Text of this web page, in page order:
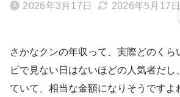
2026年3月17日 2026年5月17日
さかなクンの年収って、実際どのくら
ビで見ない日はないほどの人気者だし
ていて、相当な金額になりそうですよ